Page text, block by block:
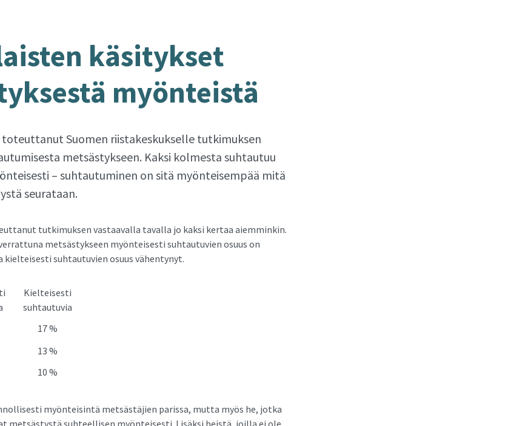
kä­si­tyk­set
myön­teis­tä
Suomen riistakeskukselle tutkimuksen
metsästykseen. Kaksi kolmesta suhtautuu
– suhtautuminen on sitä myönteisempää mitä
seurataan.
tutkimuksen vastaavalla tavalla jo kaksi kertaa aiemminkin.
metsästykseen myönteisesti suhtautuvien osuus on
kielteisesti suhtautuvien osuus vähentynyt.
Kielteisesti
suhtautuvia
17 %
13 %
10 %
myönteisintä metsästäjien parissa, mutta myös he, jotka